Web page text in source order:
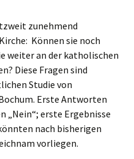
zunehmend
Können sie noch
weiter an der katholischen
Diese Fragen sind
Studie von
Erste Antworten
„Nein“; erste Ergebnisse
nach bisherigen
vorliegen.